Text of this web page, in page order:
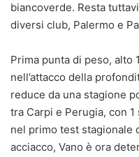
biancoverde. Resta
diversi club, Palermo e
Prima punta di peso, alto
nell’attacco della
reduce da una stagione
tra Carpi e Perugia, con 1
nel primo test stagionale
acciacco, Vano è ora